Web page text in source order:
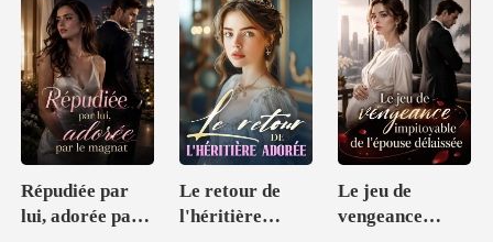
Répudiée par
lui, adorée par
Le retour de
l'héritière
Le jeu de
vengeance